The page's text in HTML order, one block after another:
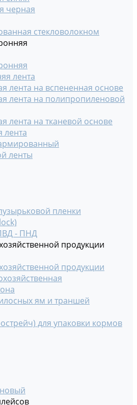
черная
стекловолокном
лента
лента на вспененная основе
лента на полипропиленовой
лента на тканевой основе
лента
ленты
пленки
- ПНД
продукции
продукции
ям и траншей
для упаковки кормов